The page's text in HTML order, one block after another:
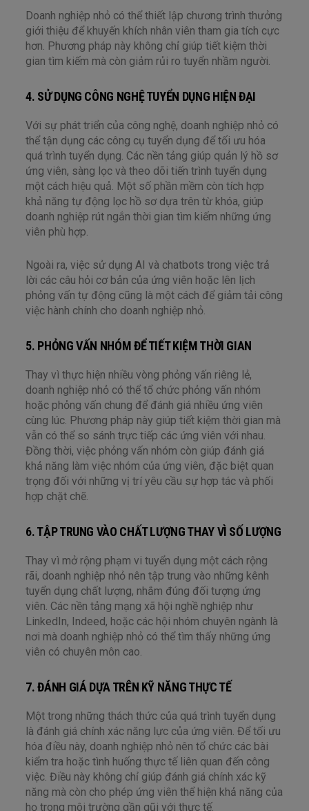
Doanh nghiệp nhỏ có thể thiết lập chương trình thưởng
giới thiệu để khuyến khích nhân viên tham gia tích cực
hơn. Phương pháp này không chỉ giúp tiết kiệm thời
gian tìm kiếm mà còn giảm rủi ro tuyển nhầm người.
4. SỬ DỤNG CÔNG NGHỆ TUYỂN DỤNG HIỆN ĐẠI
Với sự phát triển của công nghệ, doanh nghiệp nhỏ có
thể tận dụng các công cụ tuyển dụng để tối ưu hóa
quá trình tuyển dụng. Các nền tảng giúp quản lý hồ sơ
ứng viên, sàng lọc và theo dõi tiến trình tuyển dụng
một cách hiệu quả. Một số phần mềm còn tích hợp
khả năng tự động lọc hồ sơ dựa trên từ khóa, giúp
doanh nghiệp rút ngắn thời gian tìm kiếm những ứng
viên phù hợp.
Ngoài ra, việc sử dụng AI và chatbots trong việc trả
lời các câu hỏi cơ bản của ứng viên hoặc lên lịch
phỏng vấn tự động cũng là một cách để giảm tải công
việc hành chính cho doanh nghiệp nhỏ.
5. PHỎNG VẤN NHÓM ĐỂ TIẾT KIỆM THỜI GIAN
Thay vì thực hiện nhiều vòng phỏng vấn riêng lẻ,
doanh nghiệp nhỏ có thể tổ chức phỏng vấn nhóm
hoặc phỏng vấn chung để đánh giá nhiều ứng viên
cùng lúc. Phương pháp này giúp tiết kiệm thời gian mà
vẫn có thể so sánh trực tiếp các ứng viên với nhau.
Đồng thời, việc phỏng vấn nhóm còn giúp đánh giá
khả năng làm việc nhóm của ứng viên, đặc biệt quan
trọng đối với những vị trí yêu cầu sự hợp tác và phối
hợp chặt chẽ.
6. TẬP TRUNG VÀO CHẤT LƯỢNG THAY VÌ SỐ LƯỢNG
Thay vì mở rộng phạm vi tuyển dụng một cách rộng
rãi, doanh nghiệp nhỏ nên tập trung vào những kênh
tuyển dụng chất lượng, nhắm đúng đối tượng ứng
viên. Các nền tảng mạng xã hội nghề nghiệp như
LinkedIn, Indeed, hoặc các hội nhóm chuyên ngành là
nơi mà doanh nghiệp nhỏ có thể tìm thấy những ứng
viên có chuyên môn cao.
7. ĐÁNH GIÁ DỰA TRÊN KỸ NĂNG THỰC TẾ
Một trong những thách thức của quá trình tuyển dụng
là đánh giá chính xác năng lực của ứng viên. Để tối ưu
hóa điều này, doanh nghiệp nhỏ nên tổ chức các bài
kiểm tra hoặc tình huống thực tế liên quan đến công
việc. Điều này không chỉ giúp đánh giá chính xác kỹ
năng mà còn cho phép ứng viên thể hiện khả năng của
họ trong môi trường gần gũi với thực tế.